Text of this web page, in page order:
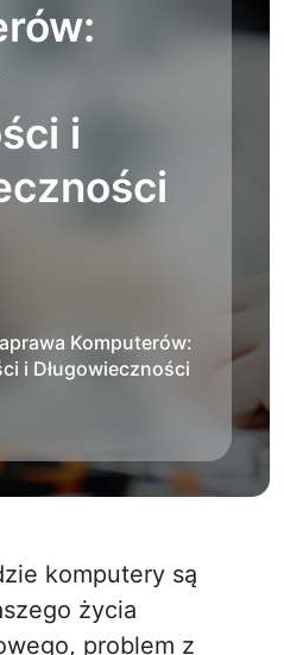
i
Komputerów:
i Długowieczności
życia
problem z